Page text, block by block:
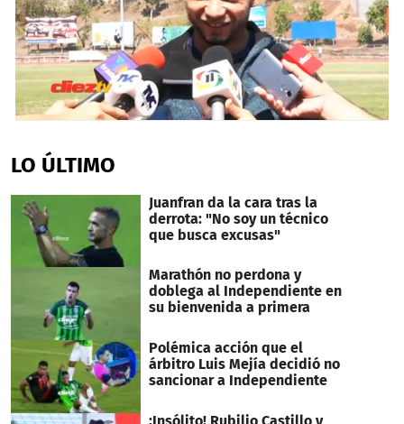
of
34
LO ÚLTIMO
Juanfran da la cara tras la
derrota: "No soy un técnico
que busca excusas"
Marathón no perdona y
doblega al Independiente en
su bienvenida a primera
Polémica acción que el
árbitro Luis Mejía decidió no
sancionar a Independiente